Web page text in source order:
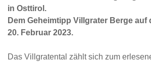
in Osttirol.
Dem Geheimtipp Villgrater Berge auf
20. Februar 2023.
Das Villgratental zählt sich zum